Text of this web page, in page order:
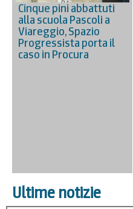
Cinque pini abbattuti
alla scuola Pascoli a
Viareggio, Spazio
Progressista porta il
caso in Procura
Ultime notizie